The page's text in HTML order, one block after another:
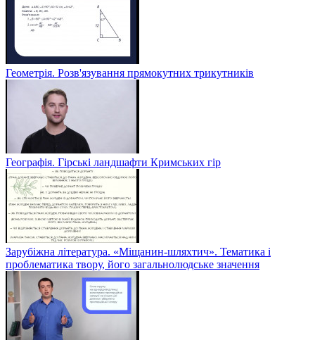
Геометрія. Розв'язування прямокутних трикутників
Географія. Гірські ландшафти Кримських гір
Зарубіжна література. «Міщанин-шляхтич». Тематика і
проблематика твору, його загальнолюдське значення